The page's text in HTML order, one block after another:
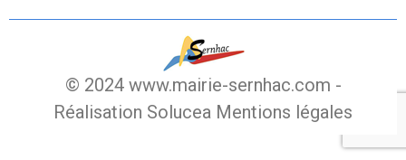
© 2024 www.mairie-sernhac.com -
Réalisation Solucea Mentions légales